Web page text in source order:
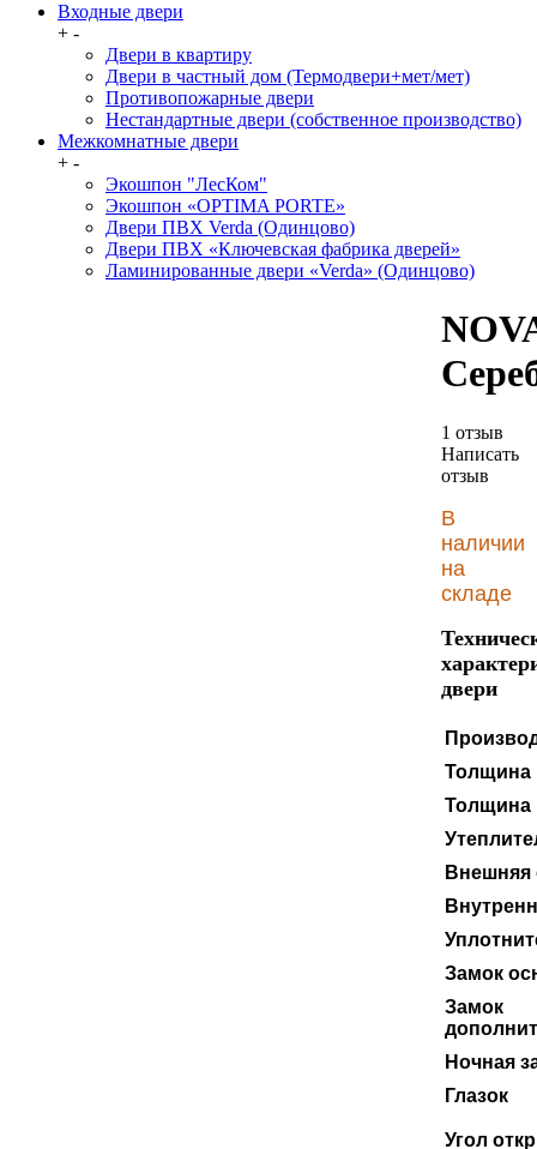
Входные двери
+ -
Двери в квартиру
Двери в частный дом (Термодвери+мет/мет)
Противопожарные двери
Нестандартные двери (собственное производство)
Межкомнатные двери
+ -
Экошпон "ЛесКом"
Экошпон «OPTIMA PORTE»
Двери ПВХ Verda (Одинцово)
Двери ПВХ «Ключевская фабрика дверей»
Ламинированные двери «Verda» (Одинцово)
1 отзыв
Написать
отзыв
В
наличии
на
складе
двери
Толщина
Толщина
Внешняя
Замок
Замок
Ночная
Глазок
Угол